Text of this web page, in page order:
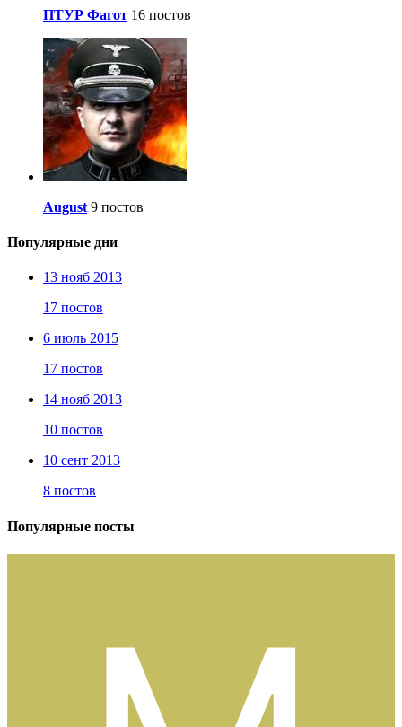
ПТУР Фагот 16 постов
August 9 постов
Популярные дни
13 нояб 2013
17 постов
6 июль 2015
17 постов
14 нояб 2013
10 постов
10 сент 2013
8 постов
Популярные посты